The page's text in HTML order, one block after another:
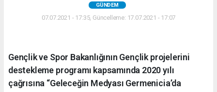
GÜNDEM
07.07.2021 - 17:35, Güncelleme: 17.07.2021 - 17:07
Gençlik ve Spor Bakanlığının Gençlik projelerini
destekleme programı kapsamında 2020 yılı
çağrısına “Geleceğin Medyası Germenicia’da